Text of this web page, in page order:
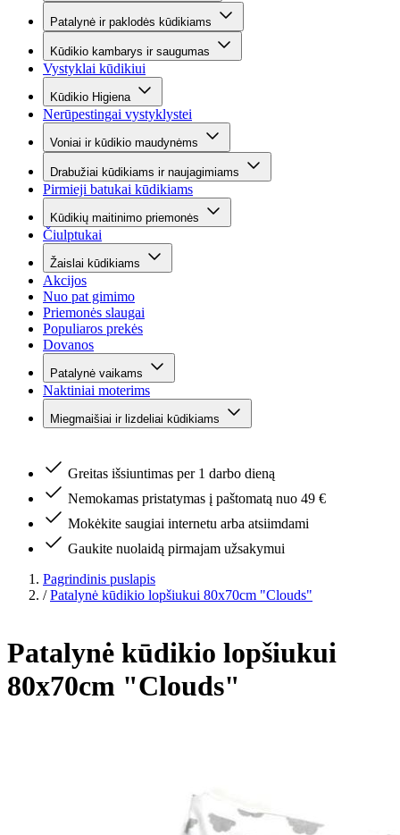
Patalynė ir paklodės kūdikiams
Kūdikio kambarys ir saugumas
Vystyklai kūdikiui
Kūdikio Higiena
Nerūpestingai vystyklystei
Voniai ir kūdikio maudynėms
Drabužiai kūdikiams ir naujagimiams
Pirmieji batukai kūdikiams
Kūdikių maitinimo priemonės
Čiulptukai
Žaislai kūdikiams
Akcijos
Nuo pat gimimo
Priemonės slaugai
Populiaros prekės
Dovanos
Patalynė vaikams
Naktiniai moterims
Miegmaišiai ir lizdeliai kūdikiams
Greitas išsiuntimas per 1 darbo dieną
Nemokamas pristatymas į paštomatą nuo 49 €
Mokėkite saugiai internetu arba atsiimdami
Gaukite nuolaidą pirmajam užsakymui
Pagrindinis puslapis
/ Patalynė kūdikio lopšiukui 80x70cm "Clouds"
Patalynė kūdikio lopšiukui
80x70cm "Clouds"